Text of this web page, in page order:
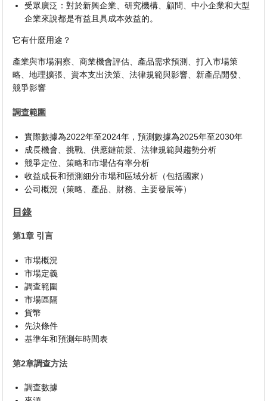
受眾廣泛：對於新興企業、研究機構、顧問、中小企業和大型
企業來說都是有益且具成本效益的。
它有什麼用途？
產業與市場洞察、商業機會評估、產品需求預測、打入市場策
略、地理擴張、資本支出決策、法律規範與影響、新產品開發、
競爭影響
調查範圍
實際數據為2022年至2024年，預測數據為2025年至2030年
成長機會、挑戰、供應鏈前景、法律規範與趨勢分析
競爭定位、策略和市場佔有率分析
收益成長和預測細分市場和區域分析（包括國家）
公司概況（策略、產品、財務、主要發展等）
目錄
第1章 引言
市場概況
市場定義
調查範圍
市場區隔
貨幣
先決條件
基準年和預測年時間表
第2章調查方法
調查數據